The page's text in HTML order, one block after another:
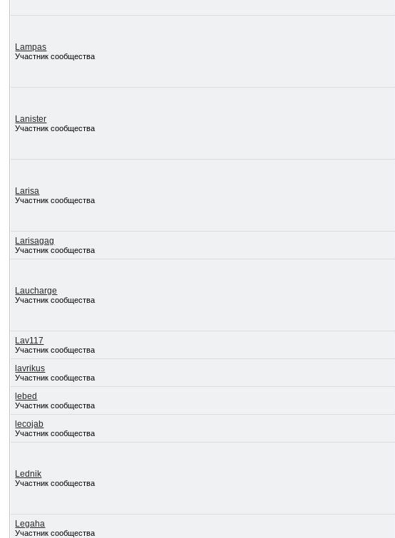
Lampas
Участник сообщества
Lanister
Участник сообщества
Larisa
Участник сообщества
Larisagag
Участник сообщества
Laucharge
Участник сообщества
Lav117
Участник сообщества
lavrikus
Участник сообщества
lebed
Участник сообщества
lecojab
Участник сообщества
Lednik
Участник сообщества
Legaha
Участник сообщества